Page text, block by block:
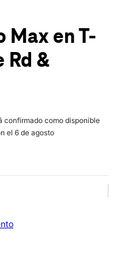
Port Richey, FL 34654
Max en T-
Rd &
confirmado como disponible
el 6 de agosto